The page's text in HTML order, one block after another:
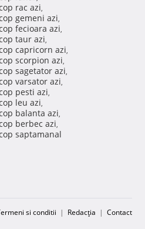
rac azi,
gemeni azi,
fecioara azi,
taur azi,
capricorn azi,
scorpion azi,
sagetator azi,
varsator azi,
pesti azi,
leu azi,
balanta azi,
berbec azi,
saptamanal
si conditii | Redacţia | Contact